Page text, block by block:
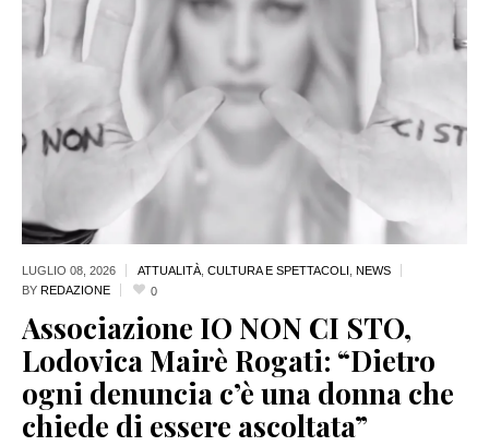
LUGLIO 08, 2026 ATTUALITÀ CULTURA E SPETTACOLI NEWS
BY REDAZIONE 0
Associazione IO NON CI STO,
Lodovica Mairè Rogati: “Dietro
ogni denuncia c’è una donna che
chiede di essere ascoltata”